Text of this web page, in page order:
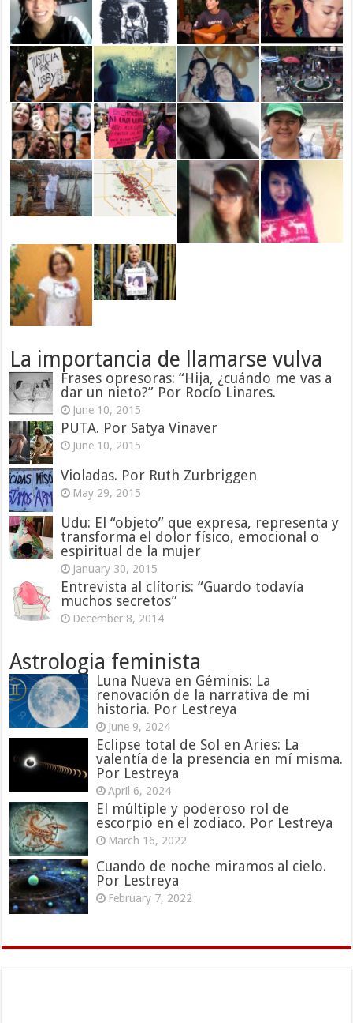
La importancia de llamarse vulva
Frases opresoras: “Hija, ¿cuándo me vas a
dar un nieto?” Por Rocío Linares.
June 10, 2015
PUTA. Por Satya Vinaver
June 10, 2015
Violadas. Por Ruth Zurbriggen
May 29, 2015
Udu: El “objeto” que expresa, representa y
transforma el dolor físico, emocional o
espiritual de la mujer
January 30, 2015
Entrevista al clítoris: “Guardo todavía
muchos secretos”
December 8, 2014
Astrologia feminista
Luna Nueva en Géminis: La
renovación de la narrativa de mi
historia. Por Lestreya
June 9, 2024
Eclipse total de Sol en Aries: La
valentía de la presencia en mí misma.
Por Lestreya
April 6, 2024
El múltiple y poderoso rol de
escorpio en el zodiaco. Por Lestreya
March 16, 2022
Cuando de noche miramos al cielo.
Por Lestreya
February 7, 2022